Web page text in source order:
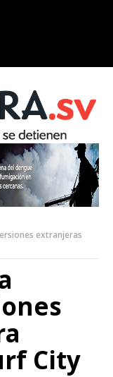
extranjeras
City